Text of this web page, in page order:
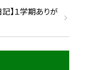
】１学期ありが